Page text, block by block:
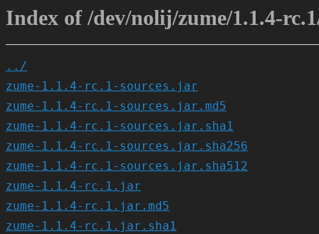
Index of /dev/nolij/zume/1.1.4-
../
zume-1.1.4-rc.1-sources.jar
zume-1.1.4-rc.1-sources.jar.md5
zume-1.1.4-rc.1-sources.jar.sha1
zume-1.1.4-rc.1-sources.jar.sha256
zume-1.1.4-rc.1-sources.jar.sha512
zume-1.1.4-rc.1.jar
zume-1.1.4-rc.1.jar.md5
zume-1.1.4-rc.1.jar.sha1